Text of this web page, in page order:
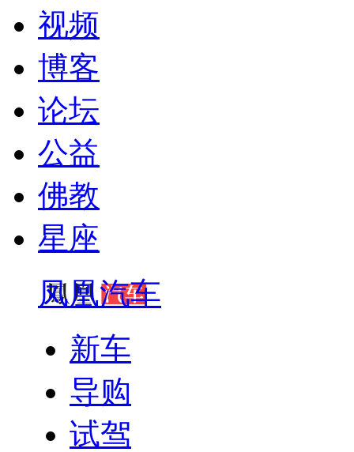
视频
博客
论坛
公益
佛教
星座
凤凰汽车
新车
导购
试驾